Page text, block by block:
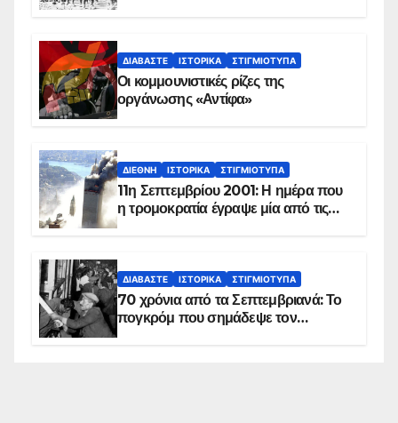
ΔΙΑΒΆΣΤΕ ΙΣΤΟΡΙΚΆ ΣΤΙΓΜΙΌΤΥΠΑ
Οι κομμουνιστικές ρίζες της
οργάνωσης «Αντίφα»
ΔΙΕΘΝΉ ΙΣΤΟΡΙΚΆ ΣΤΙΓΜΙΌΤΥΠΑ
11η Σεπτεμβρίου 2001: Η ημέρα που
η τρομοκρατία έγραψε μία από τις
ΔΙΑΒΆΣΤΕ ΙΣΤΟΡΙΚΆ ΣΤΙΓΜΙΌΤΥΠΑ
70 χρόνια από τα Σεπτεμβριανά: Το
πογκρόμ που σημάδεψε τον